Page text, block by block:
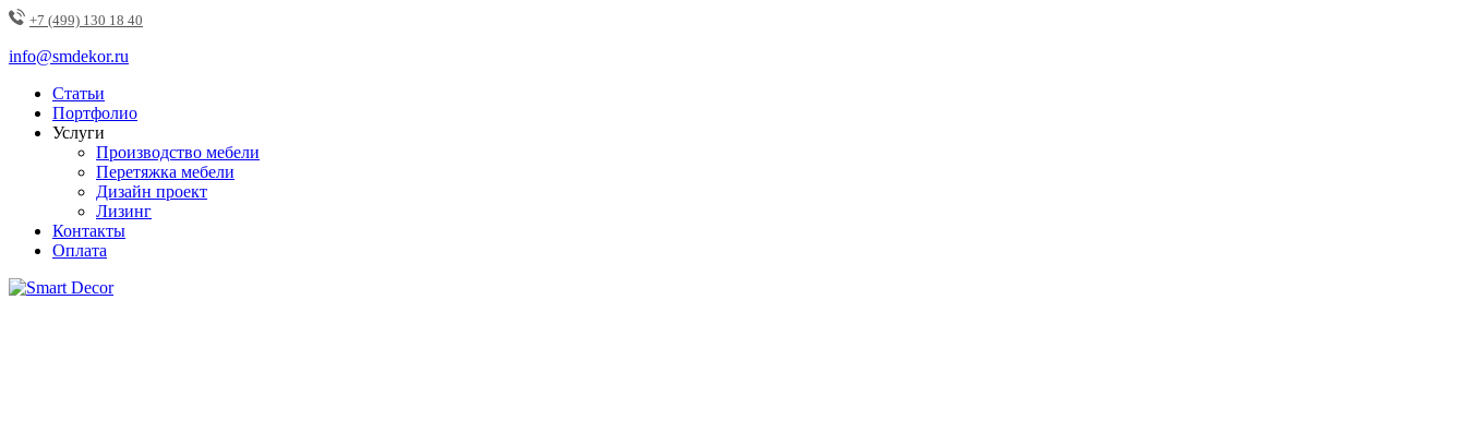
+7 (499) 130 18 40
info@smdekor.ru
Статьи
Портфолио
Услуги
Производство мебели
Перетяжка мебели
Дизайн проект
Лизинг
Контакты
Оплата